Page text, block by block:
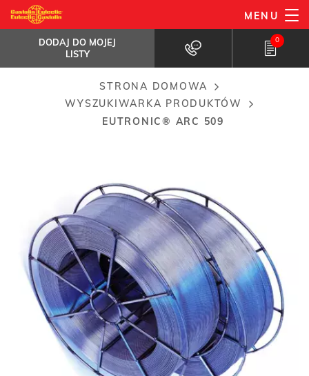
Przejdź
do
MENU
DODAJ DO MOJEJ
LISTY
0
EuTronic® Arc 509
DODAJ DO MOJEJ LISTY
Breadcrumb
STRONA DOMOWA
WYSZUKIWARKA PRODUKTÓW
EUTRONIC® ARC 509